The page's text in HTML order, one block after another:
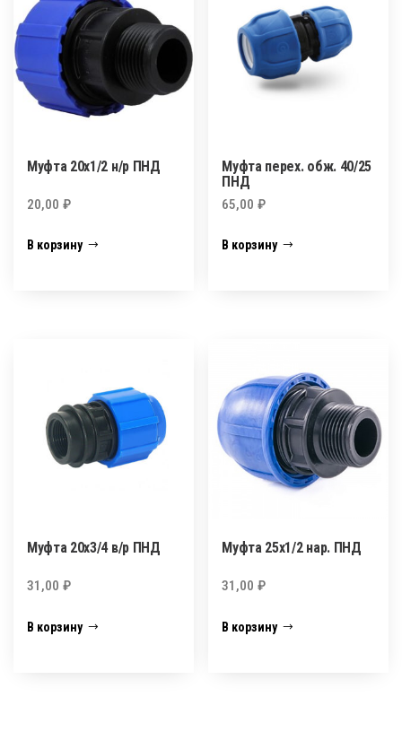
Муфта 20х1/2 н/р ПНД
20,00 ₽
В корзину
Муфта перех. обж. 40/25
ПНД
65,00₽
В корзину
Муфта 20х3/4 в/р ПНД
31,00 ₽
В корзину
Муфта 25х1/2 нар. ПНД
31,00₽
В корзину